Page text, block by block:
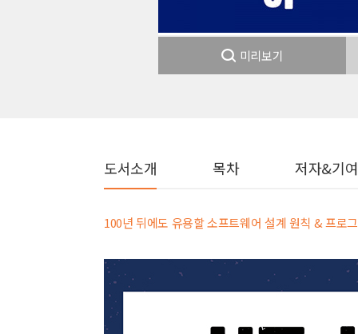
미리보기
도서소개 목차 저자&기
100년 뒤에도 유용할 소프트웨어 설계 원칙 & 프로